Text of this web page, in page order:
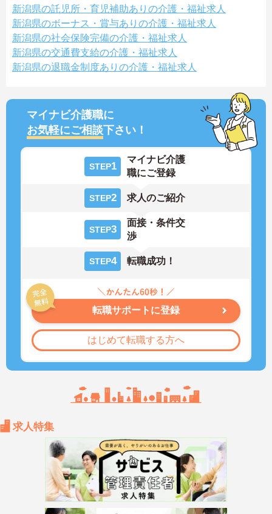
新潟県の託児所・育児補助ありの介護・福祉求人
新潟県のボーナス・賞与ありの介護・福祉求人
新潟県の社会保険完備の介護・福祉求人
新潟県の交通費支給の介護・福祉求人
新潟県の退職金制度ありの介護・福祉求人
マイナビ介護職に
お気軽にご相談下さい！
STEP1
マイナビ介護
職にご登録
STEP2 求人のご紹介
STEP3
面接・条件交
渉
STEP4 転職成功！
転職サポートに登録
はじめて転職する方へ
求人特集